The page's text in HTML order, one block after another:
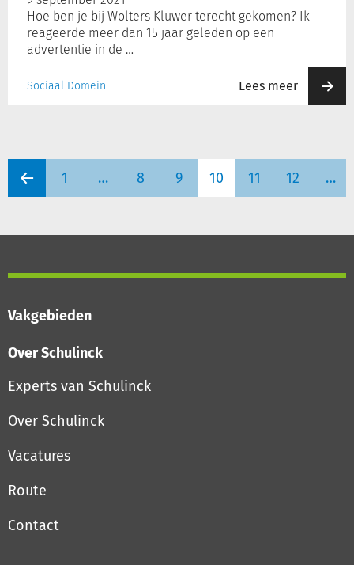
Hoe ben je bij Wolters Kluwer terecht gekomen? Ik
reageerde meer dan 15 jaar geleden op een
advertentie in de …
Sociaal Domein Lees meer
1 … 8 9 10 11 12 …
Vakgebieden
Over Schulinck
Experts van Schulinck
Over Schulinck
Vacatures
Route
Contact